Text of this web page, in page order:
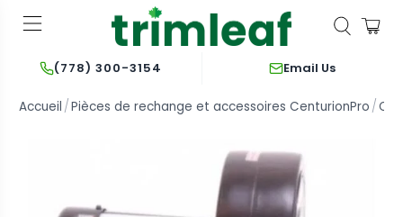
(778) 300-3154 Email Us
Accueil Pièces de rechange et accessoires CenturionPro